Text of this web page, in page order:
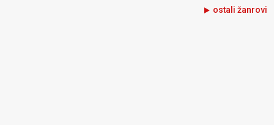
ostali žanrovi